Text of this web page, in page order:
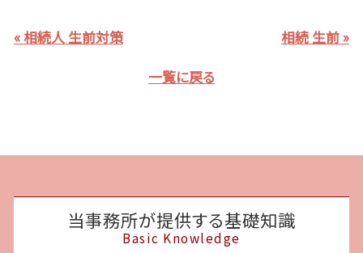
« 相続人 生前対策
相続 生前 »
一覧に戻る
当事務所が提供する基礎知識
Basic Knowledge